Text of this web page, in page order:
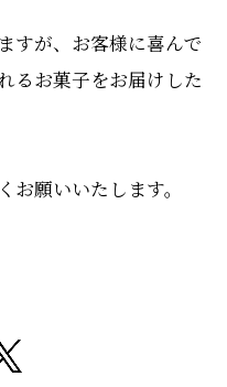
すが、お客様に喜んで
るお菓子をお届けした
願いいたします。